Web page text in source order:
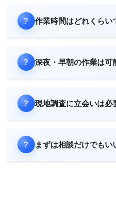
作業時間はどれくらい
深夜・早朝の作業は可
現地調査に立会いは必
まずは相談だけでもい